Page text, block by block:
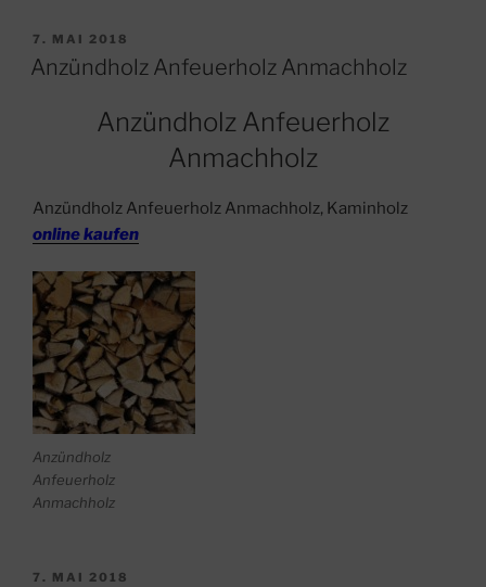
VERÖFFENTLICHT
AM
7. MAI 2018
Anzündholz Anfeuerholz Anmachholz
Anzündholz Anfeuerholz
Anmachholz
Anzündholz Anfeuerholz Anmachholz, Kaminholz
online kaufen
Anzündholz
Anfeuerholz
Anmachholz
VERÖFFENTLICHT
7. MAI 2018